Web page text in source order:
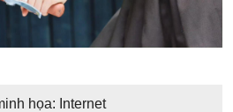
họa: Internet